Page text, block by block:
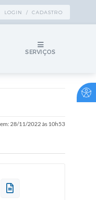
LOGIN / CADASTRO
SERVIÇOS
28/11/2022 às 10h53